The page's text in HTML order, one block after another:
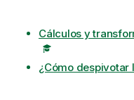
Cálculos y
¿Cómo despivotar